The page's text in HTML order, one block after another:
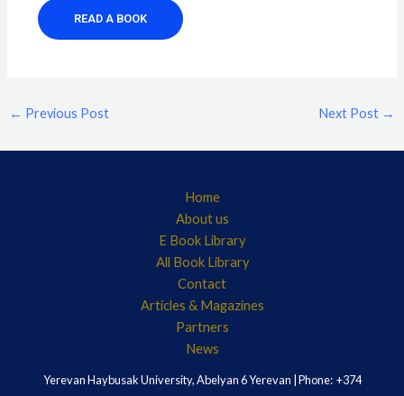
READ A BOOK
← Previous Post Next Post →
Home
About us
E Book Library
All Book Library
Contact
Articles & Magazines
Partners
News
Yerevan Haybusak University, Abelyan 6 Yerevan | Phone: +374